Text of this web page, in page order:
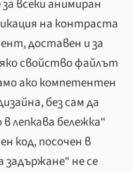
всеки анимиран
на контраста
доставен и за
свойство файлът
ако компетентен
без сам да
лепкава бележка“
код, посочен в
не се